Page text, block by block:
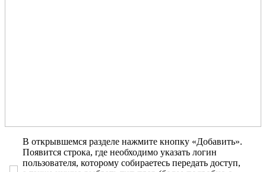
В открывшемся разделе нажмите кнопку «Добавить».
Появится строка, где необходимо указать логин
пользователя, которому собираетесь передать доступ,